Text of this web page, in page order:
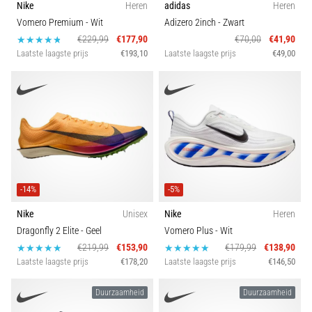
run
snelheid,
wendbaarheid
en
voer
deze
correct
uit,
6. 8. 2026
7 min. lezen
Hardlopersknie:
Behandeling
Baltype
BH-ondersteuning
Nike
Heren
Vomero Premium - Wit
€229,99
€177,90
Laatste laagste prijs €193,10
adidas
Heren
Adizero 2inch - Zwart
€70,00
€41,90
Laatste laagste prijs €49,00
-14%
Nike
Unisex
Dragonfly 2 Elite- Geel
€219,99
€153,90
Laatste laagste prijs €178,20
-5%
Nike
Heren
Vomero Plus- Wit
€179,99
€138,90
Laatste laagste prijs €146,50
Duurzaamheid Duurzaamheid